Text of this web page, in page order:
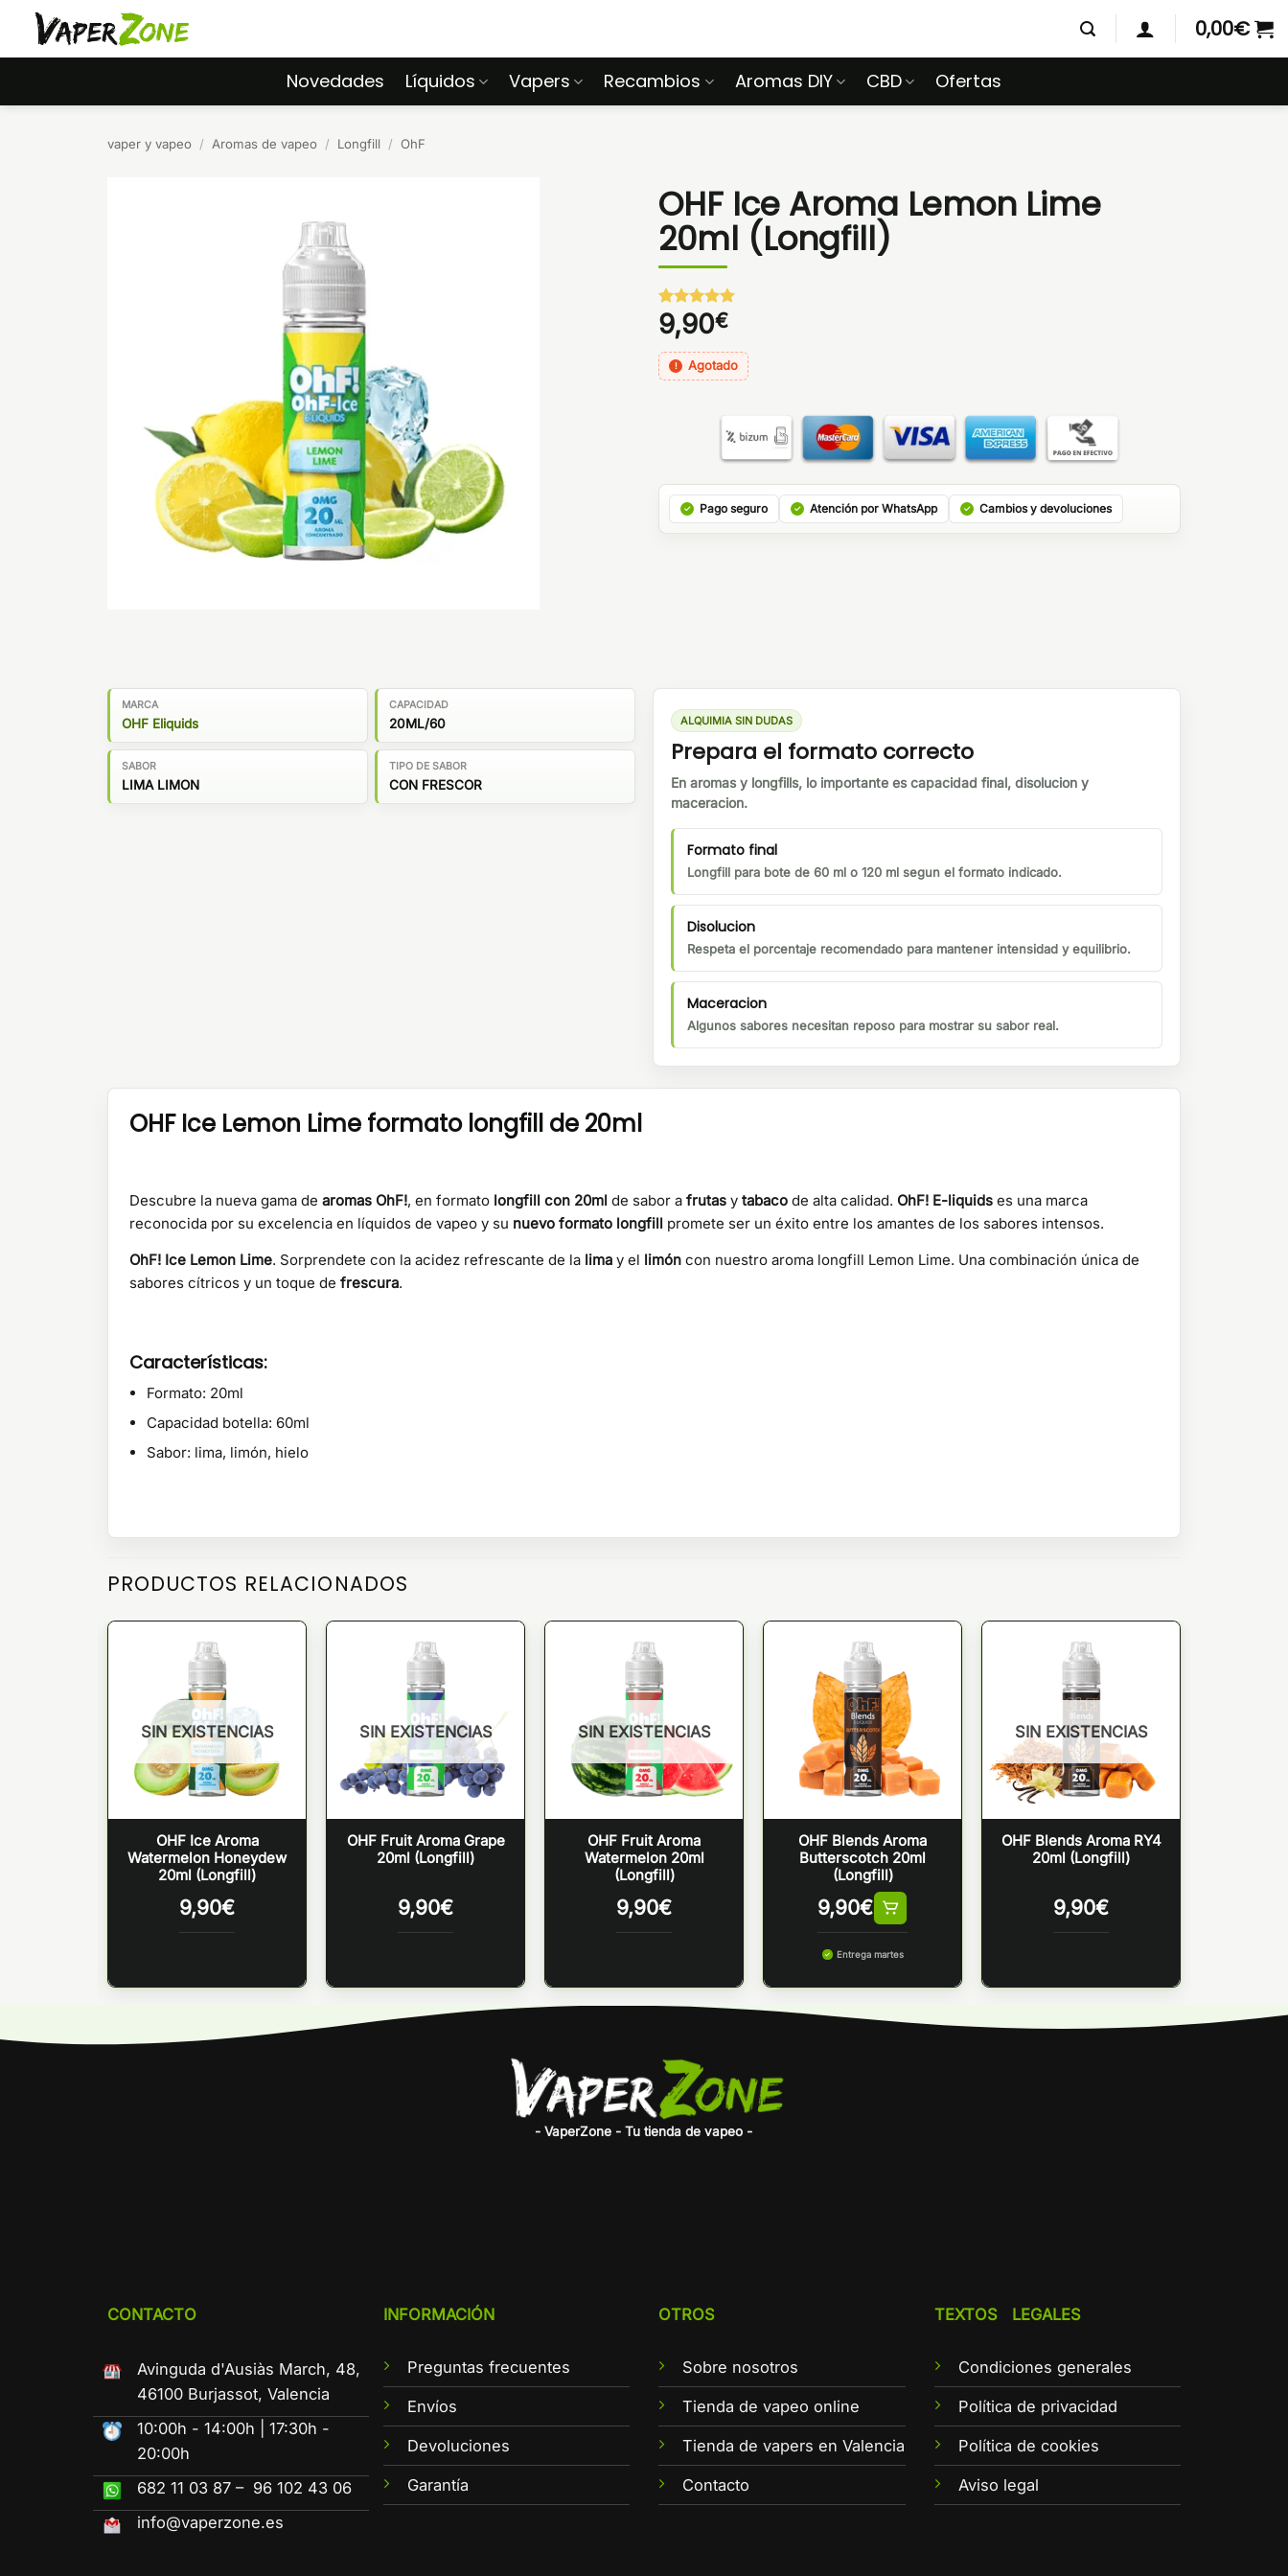
Saltar
contenido
0,00€
Novedades Líquidos Vapers Recambios Aromas DIY CBD Ofertas
vaper y vapeo / Aromas de vapeo / Longfill / OhF
OHF Ice Aroma Lemon Lime
20ml (Longfill)
Valorado
con5de 5
en base a
1
valoración
de un
9,90€
Agotado
Pago seguro Atención por WhatsApp Cambios y devoluciones
MARCA
OHF Eliquids
CAPACIDAD
20ML/60
SABOR
LIMA LIMON
TIPO DE SABOR
CON FRESCOR
ALQUIMIA SIN DUDAS
Prepara el formato correcto
En aromas y longfills, lo importante es capacidad final, disolucion y
maceracion.
Formato final
Longfill para bote de 60 ml o 120 ml segun el formato indicado.
Disolucion
Respeta el porcentaje recomendado para mantener intensidad y equilibrio.
Maceracion
Algunos sabores necesitan reposo para mostrar su sabor real.
OHF Ice Lemon Lime formato longfill de 20ml
Descubre la nueva gama de aromas OhF!, en formato longfill con 20ml de sabor a frutas y tabaco de alta calidad. OhF! E-liquids es una marca
reconocida por su excelencia en líquidos de vapeo y su nuevo formato longfill promete ser un éxito entre los amantes de los sabores intensos.
OhF! Ice Lemon Lime. Sorprendete con la acidez refrescante de la lima y el limón con nuestro aroma longfill Lemon Lime. Una combinación única de
sabores cítricos y un toque de frescura.
Características:
Formato: 20ml
Capacidad botella: 60ml
Sabor: lima, limón, hielo
PRODUCTOS RELACIONADOS
SIN EXISTENCIAS
OHF Ice Aroma
Watermelon Honeydew
20ml (Longfill)
9,90€
SIN EXISTENCIAS
OHF Fruit Aroma Grape
20ml (Longfill)
9,90€
SIN EXISTENCIAS
OHF Fruit Aroma
Watermelon 20ml
(Longfill)
9,90€
OHF Blends Aroma
Butterscotch 20ml
(Longfill)
9,90€
Entrega martes
SIN EXISTENCIAS
OHF Blends Aroma RY4
20ml (Longfill)
9,90€
- VaperZone - Tu tienda de vapeo -
CONTACTO
Avinguda d'Ausiàs March, 48,
46100 Burjassot, Valencia
10:00h - 14:00h | 17:30h -
20:00h
682 11 03 87 – 96 102 43 06
info@vaperzone.es
INFORMACIÓN
Preguntas frecuentes
Envíos
Devoluciones
Garantía
OTROS
Sobre nosotros
Tienda de vapeo online
Tienda de vapers en Valencia
Contacto
TEXTOS LEGALES
Condiciones generales
Política de privacidad
Política de cookies
Aviso legal